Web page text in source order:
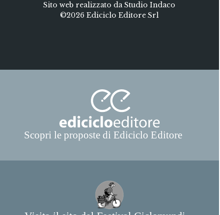
Sito web realizzato da Studio Indaco
©2026 Ediciclo Editore Srl